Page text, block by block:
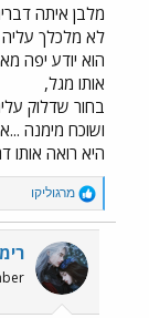
דווקא אני
זה.. לראות את
שלהם, לראות
כשכולם עטים
שהכול יסתדר
מלבן איתה
לא מלכלך
הוא יודע יפה
אותו מגל,
בחור שדלוק עליה לא
ושוכח מימנה
היא רואה אותו
R
e
a
c
t
i
o
מרגוליקו